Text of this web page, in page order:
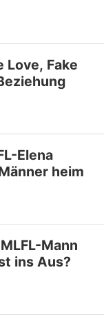
Love, Fake
Elena
heim
Mann
ins Aus?